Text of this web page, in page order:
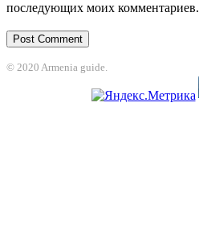
последующих моих комментариев.
© 2020 Armenia guide.